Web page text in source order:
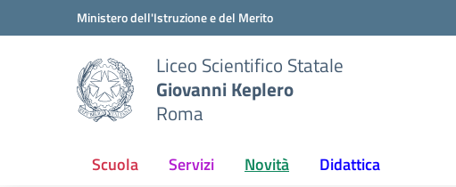
Vai ai contenuti
Vai al menu di navigazioneMinistero dell'Istruzione e del Merito
Liceo Scientifico Statale
Giovanni Keplero
Roma
Scuola Servizi Novità Didattica